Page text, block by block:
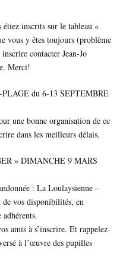
inscrits sur le tableau «
vous y êtes toujours (problème
contacter Jean-Jo
Merci!
du 6-13 SEPTEMBRE
une bonne organisation de ce
dans les meilleurs délais.
» DIMANCHE 9 MARS
: La Loulaysienne –
vos disponibilités, en
adhérents.
amis à s’inscrire. Et rappelez-
à l’œuvre des pupilles